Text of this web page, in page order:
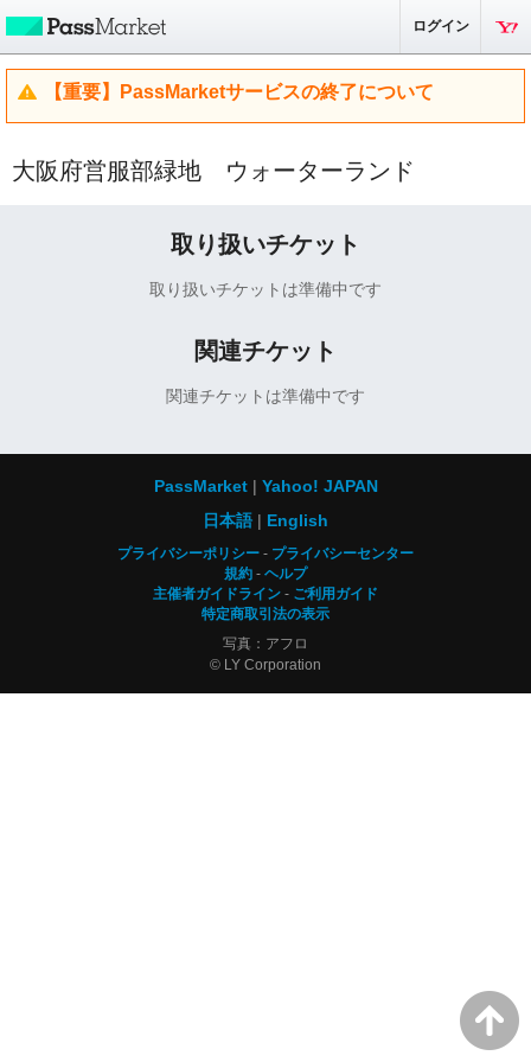
ログイン
【重要】PassMarketサービスの終了について
大阪府営服部緑地 ウォーターランド
取り扱いチケット
取り扱いチケットは準備中です
関連チケット
関連チケットは準備中です
PassMarket
Yahoo! JAPAN
日本語
English
プライバシーポリシー
プライバシーセンター
規約
ヘルプ
主催者ガイドライン
ご利用ガイド
特定商取引法の表示
写真：アフロ
© LY Corporation